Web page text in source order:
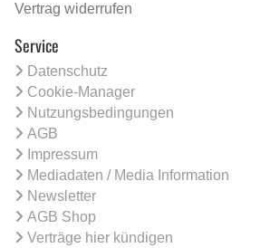
Vertrag widerrufen
Service
Datenschutz
Cookie-Manager
Nutzungsbedingungen
AGB
Impressum
Mediadaten / Media Information
Newsletter
AGB Shop
Verträge hier kündigen